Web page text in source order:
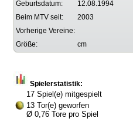
Geburtsdatum:
12.08.1994
Beim MTV seit:
2003
Vorherige Vereine:
Größe:
cm
Spielerstatistik:
17 Spiel(e) mitgespielt
13 Tor(e) geworfen
Ø 0,76 Tore pro Spiel